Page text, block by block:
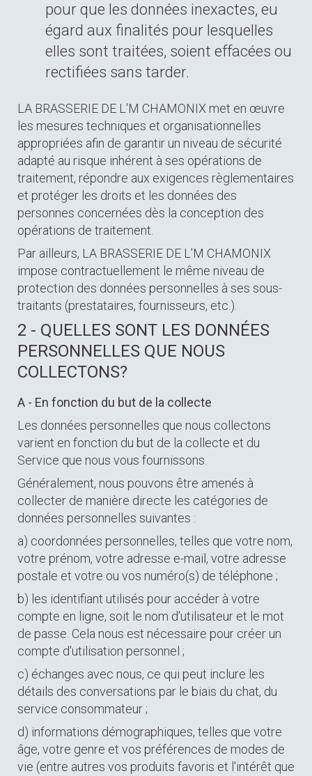
pour que les données inexactes, eu
égard aux finalités pour lesquelles
elles sont traitées, soient effacées ou
rectifiées sans tarder.
LA BRASSERIE DE L'M CHAMONIX met en œuvre
les mesures techniques et organisationnelles
appropriées afin de garantir un niveau de sécurité
adapté au risque inhérent à ses opérations de
traitement, répondre aux exigences règlementaires
et protéger les droits et les données des
personnes concernées dès la conception des
opérations de traitement.
Par ailleurs, LA BRASSERIE DE L'M CHAMONIX
impose contractuellement le même niveau de
protection des données personnelles à ses sous-
traitants (prestataires, fournisseurs, etc.).
2 - QUELLES SONT LES DONNÉES
PERSONNELLES QUE NOUS
COLLECTONS?
A - En fonction du but de la collecte
Les données personnelles que nous collectons
varient en fonction du but de la collecte et du
Service que nous vous fournissons.
Généralement, nous pouvons être amenés à
collecter de manière directe les catégories de
données personnelles suivantes :
a) coordonnées personnelles, telles que votre nom,
votre prénom, votre adresse e-mail, votre adresse
postale et votre ou vos numéro(s) de téléphone ;
b) les identifiant utilisés pour accéder à votre
compte en ligne, soit le nom d'utilisateur et le mot
de passe. Cela nous est nécessaire pour créer un
compte d'utilisation personnel ;
c) échanges avec nous, ce qui peut inclure les
détails des conversations par le biais du chat, du
service consommateur ;
d) informations démographiques, telles que votre
âge, votre genre et vos préférences de modes de
vie (entre autres vos produits favoris et l'intérêt que